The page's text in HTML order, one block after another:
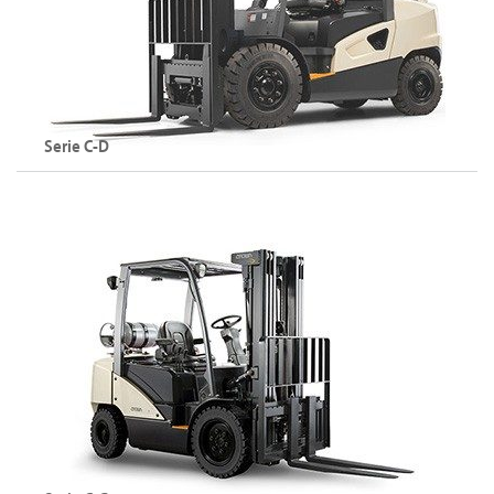
Esplora la serie C-D
Serie C-D
Altezza di sollevamento: fino a 7000 mm
Esplora la serie C-D